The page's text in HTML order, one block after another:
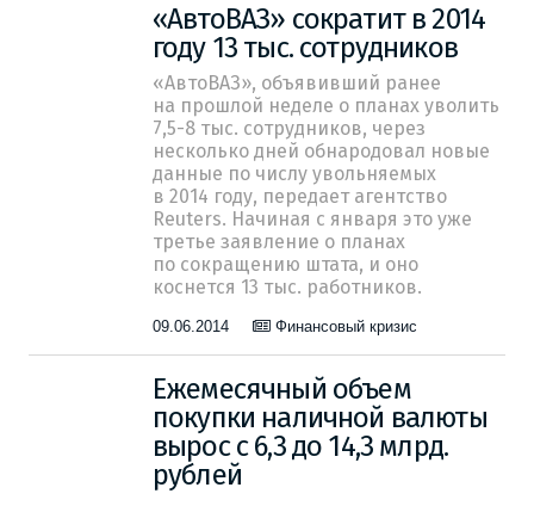
«АвтоВАЗ» сократит в 2014
году 13 тыс. сотрудников
«АвтоВАЗ», объявивший ранее
на прошлой неделе о планах уволить
7,5-8 тыс. сотрудников, через
несколько дней обнародовал новые
данные по числу увольняемых
в 2014 году, передает агентство
Reuters. Начиная с января это уже
третье заявление о планах
по сокращению штата, и оно
коснется 13 тыс. работников.
09.06.2014 Финансовый кризис
Ежемесячный объем
покупки наличной валюты
вырос с 6,3 до 14,3 млрд.
рублей